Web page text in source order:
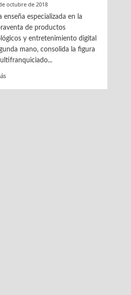
octubre de 2018
enseña especializada en la
de productos
y entretenimiento digital
mano, consolida la figura
Leer